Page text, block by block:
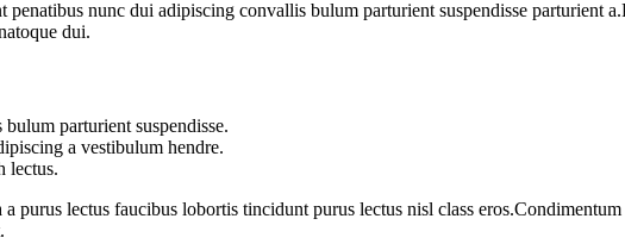
nunc dui adipiscing convallis bulum parturient suspendisse parturient
dui.
parturient suspendisse.
a vestibulum hendre.
lectus.
purus lectus faucibus lobortis tincidunt purus lectus nisl class